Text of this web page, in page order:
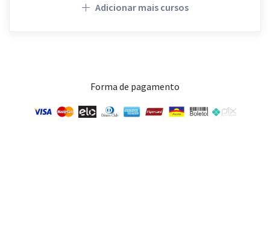
Adicionar mais cursos
Forma de pagamento